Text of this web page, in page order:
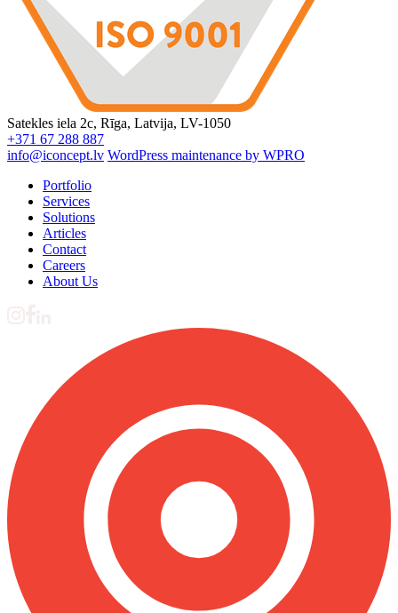
Satekles iela 2c, Rīga, Latvija, LV-1050
+371 67 288 887
info@iconcept.lv WordPress maintenance by WPRO
Portfolio
Services
Solutions
Articles
Contact
Careers
About Us